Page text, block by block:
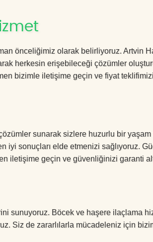
önceliğimiz olarak belirliyoruz. Artvin
herkesin erişebileceği çözümler
bizimle iletişime geçin ve fiyat teklifimizi
sunarak sizlere huzurlu bir yaşam
iyi sonuçları elde etmenizi sağlıyoruz.
iletişime geçin ve güvenliğinizi garanti
sunuyoruz. Böcek ve haşere ilaçlama
Siz de zararlılarla mücadeleniz için